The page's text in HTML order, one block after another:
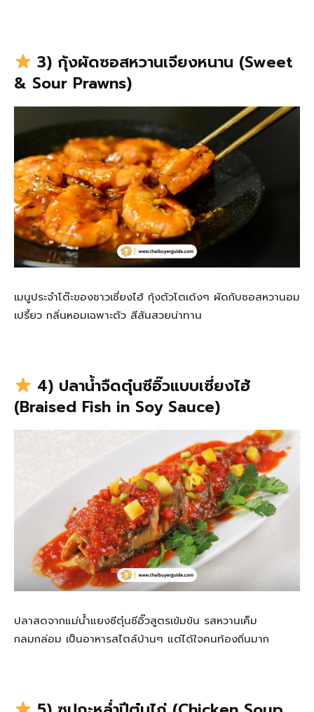
3) กุ้งผัดซอสหวานเจียงหนาน (Sweet
& Sour Prawns)
เมนูประจำโต๊ะของชาวเซี่ยงไฮ้ กุ้งตัวโตเด้งๆ ผัดกับซอสหวานอม
เปรี้ยว กลิ่นหอมเฉพาะตัว สีสันสวยน่าทาน
4) ปลาน้ำจืดตุ๋นซีอิ๊วแบบเซี่ยงไฮ้
(Braised Fish in Soy Sauce)
ปลาสดจากแม่น้ำแยงซีตุ๋นซีอิ๊วสูตรเข้มข้น รสหวานเค็ม
กลมกล่อม เป็นอาหารสไตล์บ้านๆ แต่ได้ใจคนท้องถิ่นมาก